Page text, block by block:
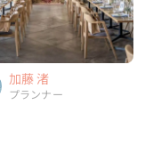
加藤 渚
プランナー